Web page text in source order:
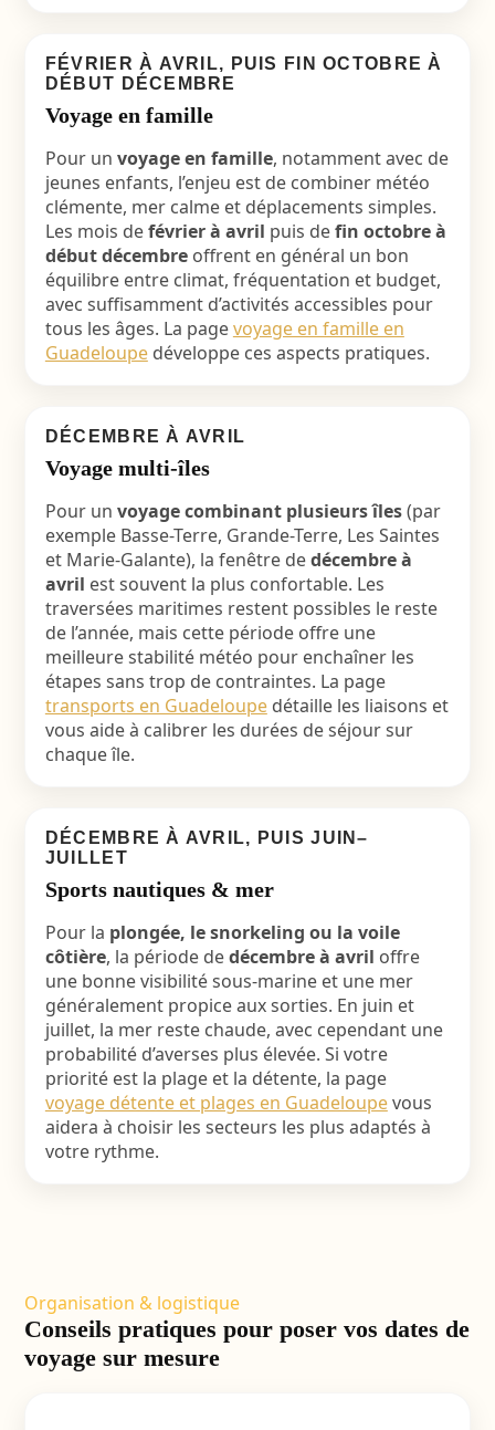
FÉVRIER À AVRIL, PUIS FIN OCTOBRE À
DÉBUT DÉCEMBRE
Voyage en famille
Pour un voyage en famille, notamment avec de
jeunes enfants, l’enjeu est de combiner météo
clémente, mer calme et déplacements simples.
Les mois defévrier à avril puis defin octobre à
début décembreoffrent en général un bon
équilibre entre climat, fréquentation et budget,
avec suffisamment d’activités accessibles pour
tous les âges. La pagevoyage en famille en
Guadeloupedéveloppe ces aspects pratiques.
DÉCEMBRE À AVRIL
Voyage multi-îles
Pour un voyage combinant plusieurs îles(par
exemple Basse-Terre, Grande-Terre, Les Saintes
et Marie-Galante), la fenêtre dedécembre à
avril est souvent la plus confortable. Les
traversées maritimes restent possibles le reste
de l’année, mais cette période offre une
meilleure stabilité météo pour enchaîner les
étapes sans trop de contraintes. La page
transports en Guadeloupedétaille les liaisons et
vous aide à calibrer les durées de séjour sur
chaque île.
DÉCEMBRE À AVRIL, PUIS JUIN–
JUILLET
Sports nautiques & mer
Pour la plongée, le snorkeling ou la voile
côtière, la période dedécembre à avril offre
une bonne visibilité sous-marine et une mer
généralement propice aux sorties. En juin et
juillet, la mer reste chaude, avec cependant une
probabilité d’averses plus élevée. Si votre
priorité est la plage et la détente, la page
voyage détente et plages en Guadeloupevous
aidera à choisir les secteurs les plus adaptés à
votre rythme.
Organisation & logistique
Conseils pratiques pour poser vos dates de
voyage sur mesure